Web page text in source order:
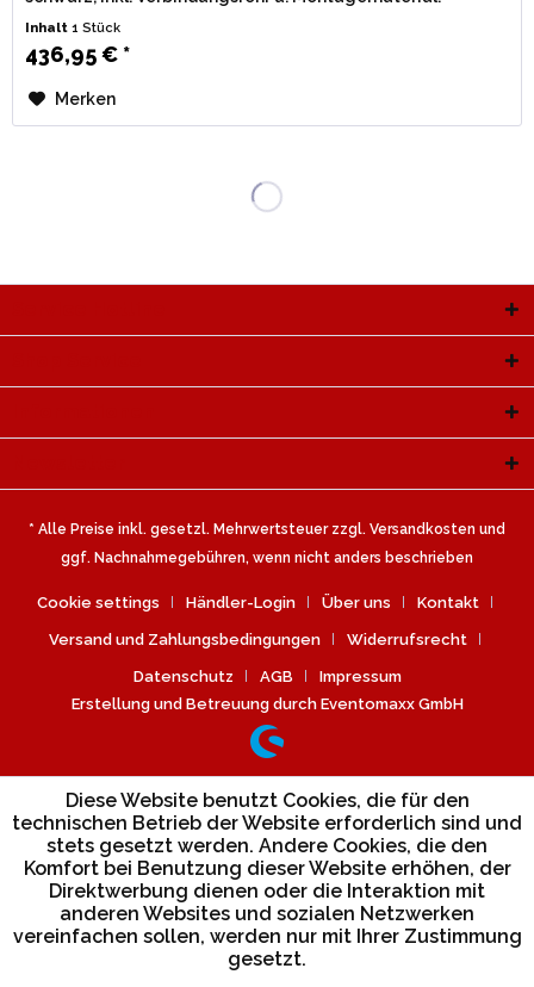
Inhalt1 Stück
436,95 € *
Merken
* Alle Preise inkl. gesetzl. Mehrwertsteuer zzgl. Versandkosten und
ggf. Nachnahmegebühren, wenn nicht anders beschrieben
Cookie settings Händler-Login Über uns Kontakt
Versand und Zahlungsbedingungen Widerrufsrecht
Datenschutz AGB
Impressum
Erstellung und Betreuung durch Eventomaxx GmbH
Diese Website benutzt Cookies, die für den
technischen Betrieb der Website erforderlich sind und
stets gesetzt werden. Andere Cookies, die den
Komfort bei Benutzung dieser Website erhöhen, der
Direktwerbung dienen oder die Interaktion mit
anderen Websites und sozialen Netzwerken
vereinfachen sollen, werden nur mit Ihrer Zustimmung
gesetzt.